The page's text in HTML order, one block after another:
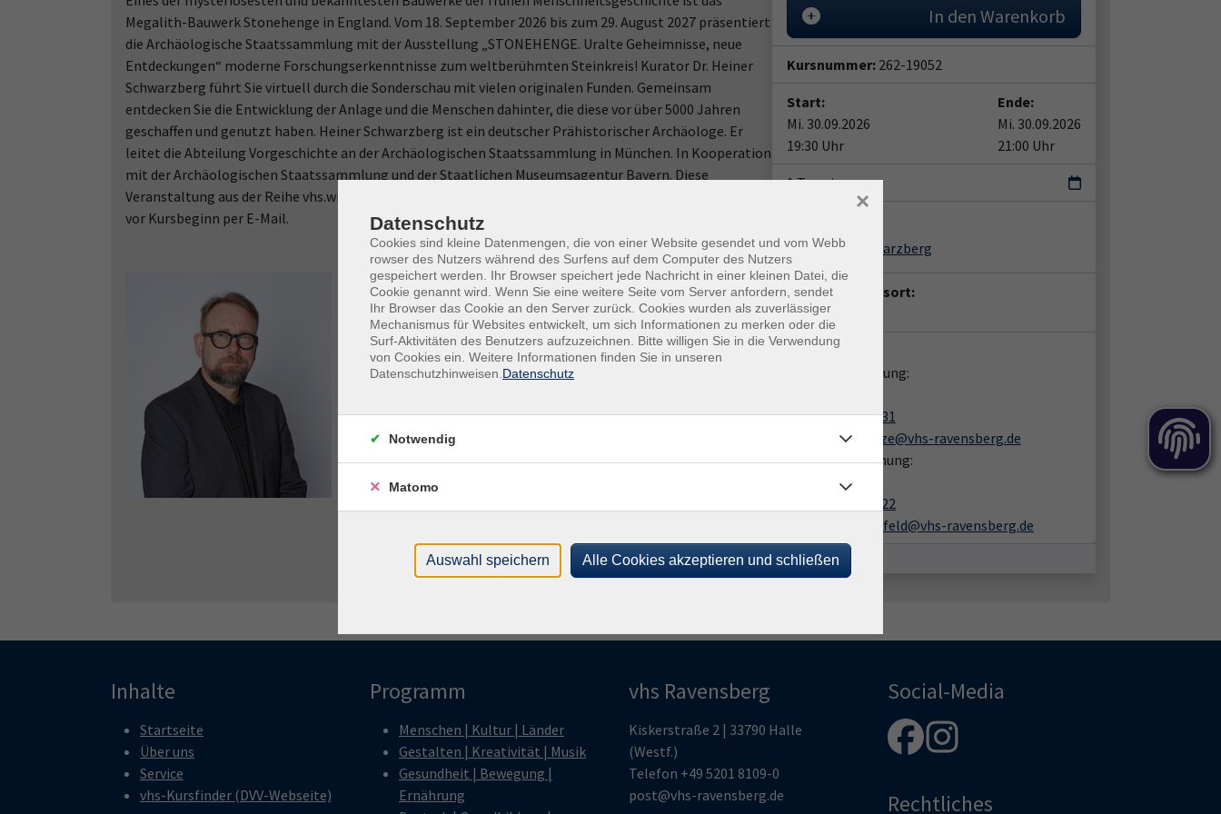
Megalith-Bauwerk Stonehenge in England. Vom 18. September 2026 bis zum 29. August 2027 präsentiert
die Archäologische Staatssammlung mit der Ausstellung „STONEHENGE. Uralte Geheimnisse, neue
Entdeckungen“ moderne Forschungserkenntnisse zum weltberühmten Steinkreis! Kurator Dr. Heiner
Schwarzberg führt Sie virtuell durch die Sonderschau mit vielen originalen Funden. Gemeinsam
entdecken Sie die Entwicklung der Anlage und die Menschen dahinter, die diese vor über 5000 Jahren
geschaffen und genutzt haben. Heiner Schwarzberg ist ein deutscher Prähistorischer Archäologe. Er
leitet die Abteilung Vorgeschichte an der Archäologischen Staatssammlung in München. In Kooperation
mit der Archäologischen Staatssammlung und der Staatlichen Museumsagentur Bayern. Diese
Veranstaltung aus der Reihe vhs.wissen live findet online statt. Die Zugangsdaten erhalten Sie zwei Tage
vor Kursbeginn per E-Mail.
In den Warenkorb
Kursnummer: 262-19052
Start:
Mi. 30.09.2026
19:30 Uhr
Ende:
Mi. 30.09.2026
21:00 Uhr
1 Termin
Dr. Heiner Schwarzberg
Veranstaltungsort:
Online-Kurs
Kontakt:
Fachliche Beratung:
05201 8109-31
stefan.kuntze@vhs-ravensberg.de
Fragen zur Buchung:
Ines Lüchtefeld
05201 8109-22
ines.luechtefeld@vhs-ravensberg.de
Inhalte
Startseite
Über uns
Service
vhs-Kursfinder (DVV-Webseite)
Programm
Menschen | Kultur | Länder
Gestalten | Kreativität | Musik
Gesundheit | Bewegung |
Ernährung
vhs Ravensberg
Kiskerstraße 2 | 33790 Halle
(Westf.)
Telefon +49 5201 8109-0
post@vhs-ravensberg.de
Social-Media
Rechtliches
Datenschutz
Cookies sind kleine Datenmengen, die von einer Website gesendet und vom Webb
rowser des Nutzers während des Surfens auf dem Computer des Nutzers
gespeichert werden. Ihr Browser speichert jede Nachricht in einer kleinen Datei, die
Cookie genannt wird. Wenn Sie eine weitere Seite vom Server anfordern, sendet
Ihr Browser das Cookie an den Server zurück. Cookies wurden als zuverlässiger
Mechanismus für Websites entwickelt, um sich Informationen zu merken oder die
Surf-Aktivitäten des Benutzers aufzuzeichnen. Bitte willigen Sie in die Verwendung
von Cookies ein. Weitere Informationen finden Sie in unseren
Datenschutzhinweisen. Datenschutz
×
Notwendig
Matomo
Auswahl speichern Alle Cookies akzeptieren und schließen